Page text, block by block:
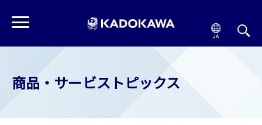
商品・サービストピックス